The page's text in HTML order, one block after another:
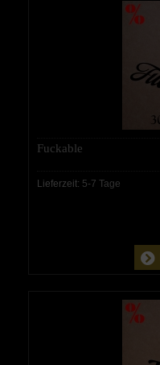
Fuckable
Lieferzeit: 5-7 Tage